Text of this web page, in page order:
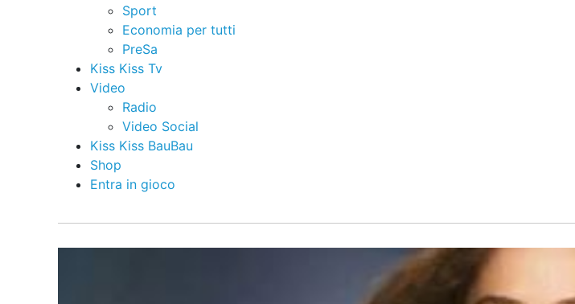
Sport
Economia per tutti
PreSa
Kiss Kiss Tv
Video
Radio
Video Social
Kiss Kiss BauBau
Shop
Entra in gioco